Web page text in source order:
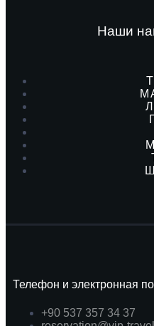
Наши
Телефон и электронная
+90 537 357 34 37